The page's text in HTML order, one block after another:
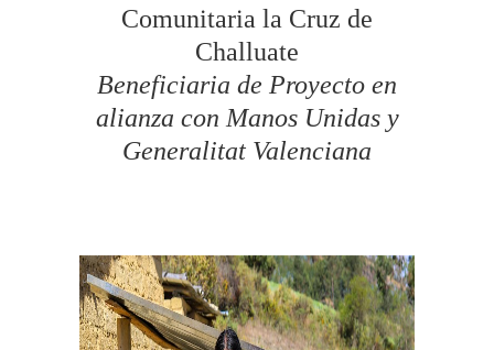
Comunitaria la Cruz de
Challuate
Beneficiaria de Proyecto en
alianza con Manos Unidas y
Generalitat Valenciana